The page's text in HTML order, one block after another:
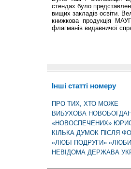
стендах було
вищих закладів освіти.
книжкова продукція
флагманів видавничої
Інші статті номеру
ПРО ТИХ, ХТО МОЖЕ
ВИБУХОВА
«НОВОСПЕЧЕНИХ»
КІЛЬКА ДУМОК ПІСЛЯ
«ЛЮБІ ПОДРУГИ»
НЕВІДОМА ДЕРЖАВА